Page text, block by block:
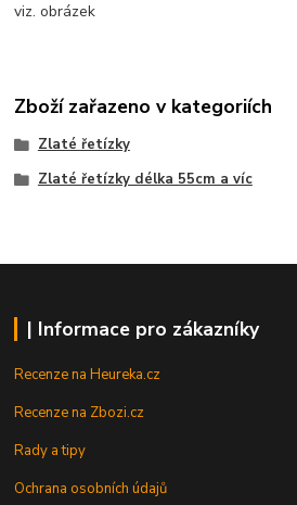
viz. obrázek
Zboží zařazeno v kategoriích
Zlaté řetízky
Zlaté řetízky délka 55cm a víc
| Informace pro zákazníky
Recenze na Heureka.cz
Recenze na Zbozi.cz
Rady a tipy
Ochrana osobních údajů